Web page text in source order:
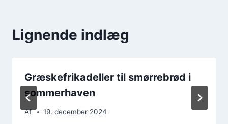
Lignende indlæg
Græskefrikadeller til smørrebrød i
sommerhaven
Af 19. december 2024